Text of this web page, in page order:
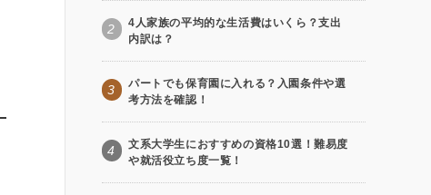
2
4人家族の平均的な生活費はいくら？支出
内訳は？
3
パートでも保育園に入れる？入園条件や選
考方法を確認！
4
文系大学生におすすめの資格10選！難易度
や就活役立ち度一覧！